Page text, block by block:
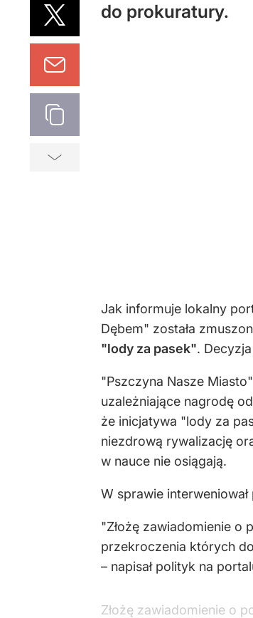
do prokuratury.
Jak informuje lokalny
Dębem" została
"lody za pasek".
"Pszczyna Nasze
uzależniające nagrodę
że inicjatywa "lody za
niezdrową rywalizację
w nauce nie osiągają.
W sprawie
"Złożę zawiadomienie o
przekroczenia których
– napisał polityk na
Złożę zawiadomienie o